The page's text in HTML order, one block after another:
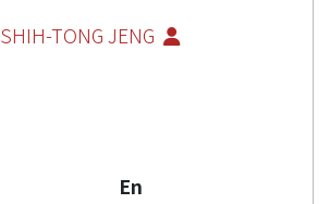
SHIH-TONG JENG
En